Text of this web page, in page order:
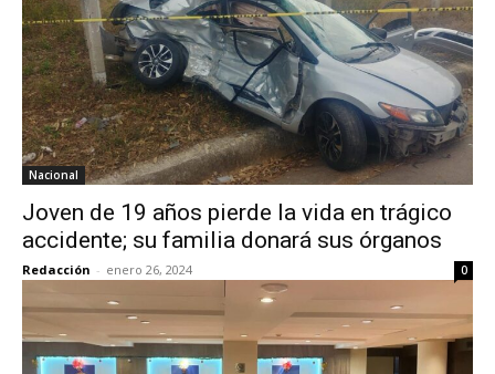
Nacional
Joven de 19 años pierde la vida en trágico
accidente; su familia donará sus órganos
Redacción - enero 26, 2024 0